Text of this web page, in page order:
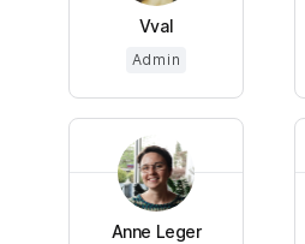
Vval
Admin
Anne Leger